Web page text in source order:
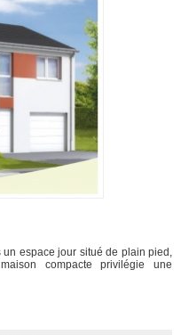
espace jour situé de plain pied,
compacte privilégie une